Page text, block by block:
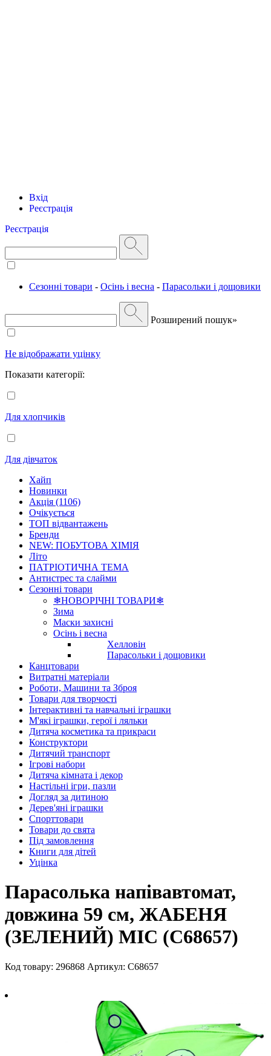
Вхід
Реєстрація
Реєстрація
Сезонні товари - Осінь і весна - Парасольки і дощовики
Розширений пошук»
Не відображати уцінку
Показати категорії:
Для хлопчиків
Для дівчаток
Хайп
Новинки
Акція (1106)
Очікується
ТОП відвантажень
Бренди
NEW: ПОБУТОВА ХІМІЯ
Літо
ПАТРІОТИЧНА ТЕМА
Антистрес та слайми
Сезонні товари
❄НОВОРІЧНІ ТОВАРИ❄
Зима
Маски захисні
Осінь і весна
Хелловін
Парасольки і дощовики
Канцтовари
Витратні матеріали
Роботи, Машини та Зброя
Товари для творчості
Інтерактивні та навчальні іграшки
М'які іграшки, герої і ляльки
Дитяча косметика та прикраси
Конструктори
Дитячий транспорт
Ігрові набори
Дитяча кімната і декор
Настільні ігри, пазли
Догляд за дитиною
Дерев'яні іграшки
Спорттовари
Товари до свята
Під замовлення
Книги для дітей
Уцінка
Парасолька напівавтомат,
довжина 59 см, ЖАБЕНЯ
(ЗЕЛЕНИЙ) MIC (C68657)
Код товару: 296868 Артикул: C68657